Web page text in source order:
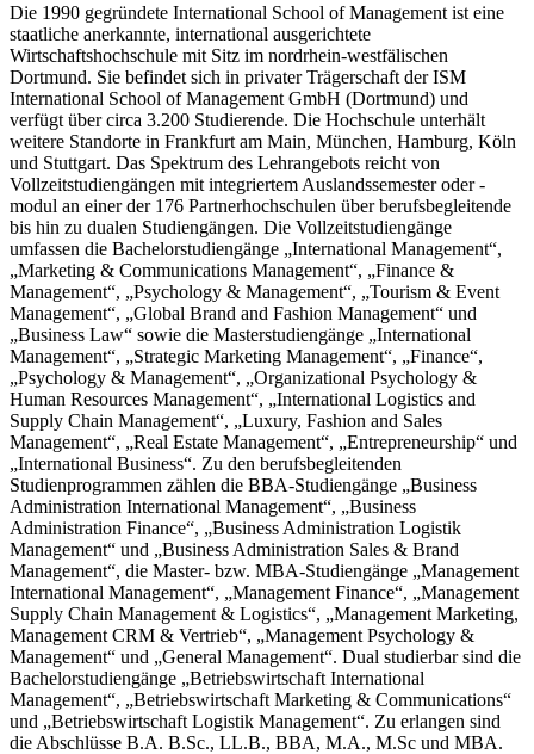
Die 1990 gegründete International School of Management ist eine
staatliche anerkannte, international ausgerichtete
Wirtschaftshochschule mit Sitz im nordrhein-westfälischen
Dortmund. Sie befindet sich in privater Trägerschaft der ISM
International School of Management GmbH (Dortmund) und
verfügt über circa 3.200 Studierende. Die Hochschule unterhält
weitere Standorte in Frankfurt am Main, München, Hamburg, Köln
und Stuttgart. Das Spektrum des Lehrangebots reicht von
Vollzeitstudiengängen mit integriertem Auslandssemester oder -
modul an einer der 176 Partnerhochschulen über berufsbegleitende
bis hin zu dualen Studiengängen. Die Vollzeitstudiengänge
umfassen die Bachelorstudiengänge „International Management“,
„Marketing & Communications Management“, „Finance &
Management“, „Psychology & Management“, „Tourism & Event
Management“, „Global Brand and Fashion Management“ und
„Business Law“ sowie die Masterstudiengänge „International
Management“, „Strategic Marketing Management“, „Finance“,
„Psychology & Management“, „Organizational Psychology &
Human Resources Management“, „International Logistics and
Supply Chain Management“, „Luxury, Fashion and Sales
Management“, „Real Estate Management“, „Entrepreneurship“ und
„International Business“. Zu den berufsbegleitenden
Studienprogrammen zählen die BBA-Studiengänge „Business
Administration International Management“, „Business
Administration Finance“, „Business Administration Logistik
Management“ und „Business Administration Sales & Brand
Management“, die Master- bzw. MBA-Studiengänge „Management
International Management“, „Management Finance“, „Management
Supply Chain Management & Logistics“, „Management Marketing,
Management CRM & Vertrieb“, „Management Psychology &
Management“ und „General Management“. Dual studierbar sind die
Bachelorstudiengänge „Betriebswirtschaft International
Management“, „Betriebswirtschaft Marketing & Communications“
und „Betriebswirtschaft Logistik Management“. Zu erlangen sind
die Abschlüsse B.A. B.Sc., LL.B., BBA, M.A., M.Sc und MBA.